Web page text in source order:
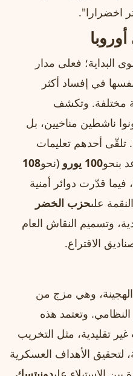
اخضرارا".
البداية؛ فعلى مدار
في إفساد أكثر
مختلفة. وتكشف
ناشطين مناخيين، بل
تلقّى أحدهم تعليمات
بنحو100 يورو (نحو108
قدّرت دوائر أمنية
علىحزب الخضر
وتسميم النقاش العام
الاقتراع.
وهي مزج من
النظامي. وتعتمد هذه
تقليدية، مثل التخريب
لتحقيق الأهداف العسكرية